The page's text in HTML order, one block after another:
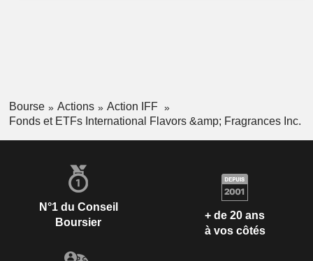
Bourse Actions
Action IFF
Fonds et ETFs International Flavors &amp; Fragrances Inc.
N°1 du Conseil
Boursier
+ de 20 ans
à vos côtés